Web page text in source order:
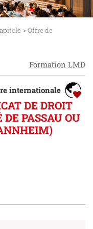
>Offre de
Formation LMD
internationale
DE DROIT
PASSAU OU